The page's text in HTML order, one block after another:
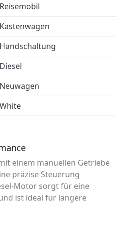
Reisemobil
Kastenwagen
Handschaltung
Diesel
Neuwagen
White
einem manuellen Getriebe
präzise Steuerung
Motor sorgt für eine
ist ideal für längere